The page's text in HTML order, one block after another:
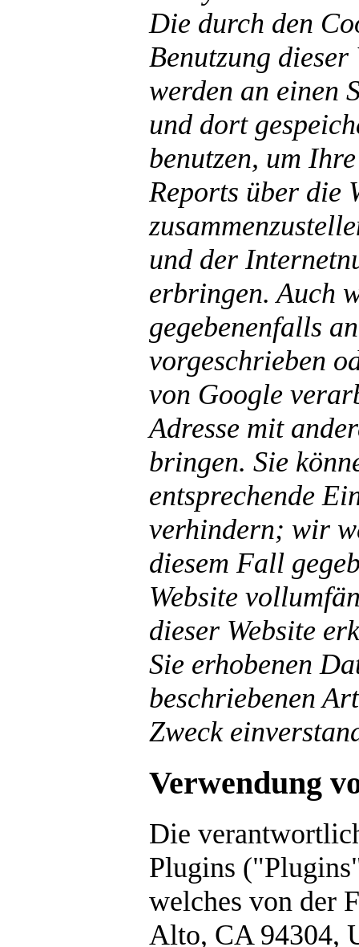
Die durch den
Benutzung
werden an einen
und dort
benutzen, um
Reports über die
und der
erbringen. Auch
gegebenenfalls
vorgeschrieben
von Google
Adresse mit
bringen. Sie
entsprechende
verhindern; wir
diesem Fall
Website
dieser Website
Sie erhobenen
beschriebenen
Zweck
Verwendung
Die
Plugins
welches von der
Alto, CA 94304,